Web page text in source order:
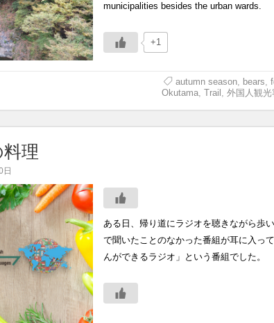
municipalities besides the urban wards.
+1
autumn season, bears,
Okutama, Trail , 外国人観光
理
ある日、帰り道にラジオを聴きながら歩
で聞いたことのなかった番組が耳に入っ
んができるラジオ」という番組でした。